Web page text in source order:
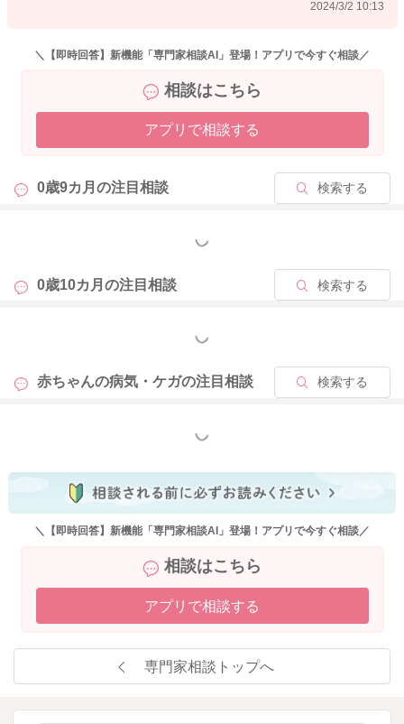
2024/3/2 10:13
＼【即時回答】新機能「専門家相談AI」登場！アプリで今すぐ相談／
相談はこちら
アプリで相談する
0歳9カ月の注目相談 検索する
もっと見る
0歳10カ月の注目相談 検索する
もっと見る
赤ちゃんの病気・ケガの注目相談 検索する
もっと見る
＼【即時回答】新機能「専門家相談AI」登場！アプリで今すぐ相談／
相談はこちら
アプリで相談する
専門家相談トップへ